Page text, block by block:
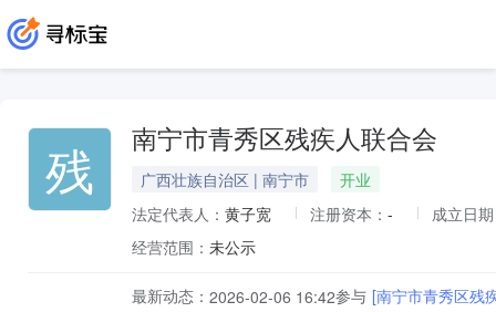
残 南宁市青秀区残疾人联合会
广西壮族自治区 | 南宁市
开业
法定代表人： 黄子宽 注册资本： -
成立日
经营范围： 未公示
最新动态： 2026-02-06 16:42参与 [南宁市青秀区残